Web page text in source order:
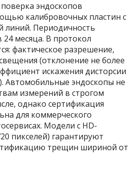
эндоскопов
калибровочных пластин с
линий. Периодичность
месяца. В протокол
фактическое разрешение,
(отклонение не более
искажения дисторсии
Автомобильные эндоскопы не
измерений в строгом
однако сертификация
для коммерческого
Модели с HD-
пикселей) гарантируют
трещин шириной от